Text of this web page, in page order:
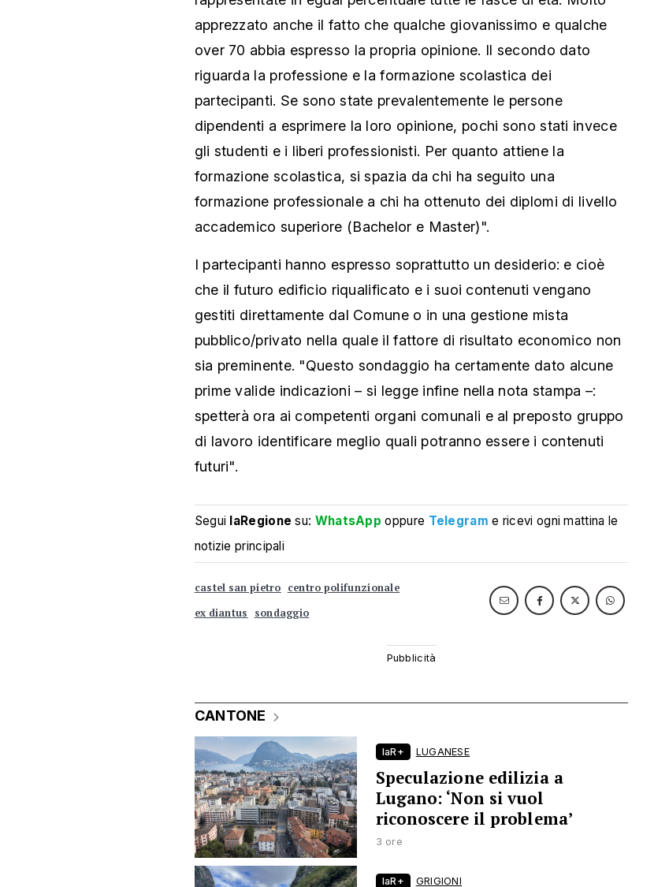
apprezzato anche il fatto che qualche giovanissimo e qualche
over 70 abbia espresso la propria opinione. Il secondo dato
riguarda la professione e la formazione scolastica dei
partecipanti. Se sono state prevalentemente le persone
dipendenti a esprimere la loro opinione, pochi sono stati invece
gli studenti e i liberi professionisti. Per quanto attiene la
formazione scolastica, si spazia da chi ha seguito una
formazione professionale a chi ha ottenuto dei diplomi di livello
accademico superiore (Bachelor e Master)".
I partecipanti hanno espresso soprattutto un desiderio: e cioè
che il futuro edificio riqualificato e i suoi contenuti vengano
gestiti direttamente dal Comune o in una gestione mista
pubblico/privato nella quale il fattore di risultato economico non
sia preminente. "Questo sondaggio ha certamente dato alcune
prime valide indicazioni – si legge infine nella nota stampa –:
spetterà ora ai competenti organi comunali e al preposto gruppo
di lavoro identificare meglio quali potranno essere i contenuti
futuri".
Segui laRegione su: WhatsApp oppure Telegram e ricevi ogni mattina le
notizie principali
castel san pietro centro polifunzionale
ex diantus
sondaggio
CANTONE
laR+ LUGANESE
Speculazione edilizia a
Lugano: ‘Non si vuol
riconoscere il problema’
3 ore
laR+ GRIGIONI